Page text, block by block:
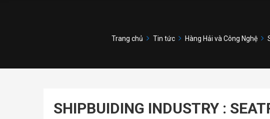
Trang chủ Tin tức Hàng Hải và Công Nghệ
SHIPBUIDING INDUSTRY :